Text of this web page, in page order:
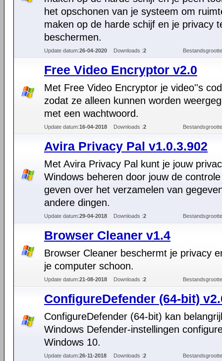
het opschonen van je systeem om
maken op de harde schijf en je privacy
beschermen.
Update datum:26-04-2020 Downloads :2
Free Video Encryptor v2.0
Met Free Video Encryptor je video''s
zodat ze alleen kunnen worden
met een wachtwoord.
Update datum:16-04-2018 Downloads :2
Avira Privacy Pal v1.0.3.902
Met Avira Privacy Pal kunt je jouw
Windows beheren door jouw de
geven over het verzamelen van
andere dingen.
Update datum:29-04-2018 Downloads :2
Browser Cleaner v1.4
Browser Cleaner beschermt je privacy
je computer schoon.
Update datum:21-08-2018 Downloads :2
ConfigureDefender (64-bit)
ConfigureDefender (64-bit) kan
Windows Defender-instellingen
Windows 10.
Update datum:26-11-2018 Downloads :2